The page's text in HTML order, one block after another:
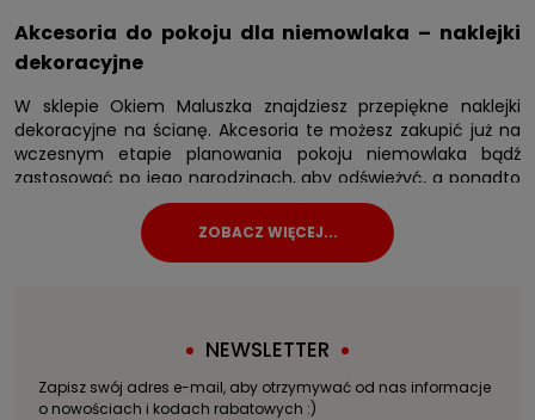
Akcesoria do pokoju dla niemowlaka – naklejki
dekoracyjne
W sklepie Okiem Maluszka znajdziesz przepiękne naklejki
dekoracyjne na ścianę. Akcesoria te możesz zakupić już na
wczesnym etapie planowania pokoju niemowlaka bądź
zastosować po jego narodzinach, aby odświeżyć, a ponadto
urozmaicić wystrój pomieszczenia. Nalepki są kolorowe i
urocze, posiadają motywy zwierzęce oraz bajkowe. Jest tu
również coś dla chłopców – dinozaury, pojazdy lub dobrze
Jeśli nie masz pewności, jakiej płci będzie Twoje dziecko,
neutralnych kolorach i wzorach. Z pewnością w naszej
NEWSLETTER
Zapisz swój adres e-mail, aby otrzymywać od nas informacje
o nowościach i kodach rabatowych :)